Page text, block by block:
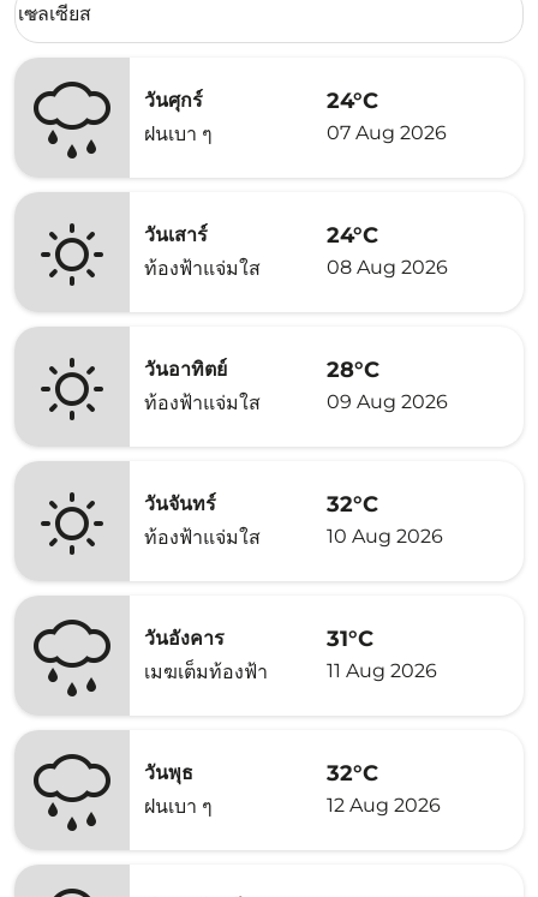
เซลเซียส
keyboard_arrow_down
วันศุกร์
ฝนเบา ๆ
24°C
07 Aug 2026
วันเสาร์
ท้องฟ้าแจ่มใส
24°C
08 Aug 2026
วันอาทิตย์
ท้องฟ้าแจ่มใส
28°C
09 Aug 2026
วันจันทร์
ท้องฟ้าแจ่มใส
32°C
10 Aug 2026
วันอังคาร
เมฆเต็มท้องฟ้า
31°C
11 Aug 2026
วันพุธ
ฝนเบา ๆ
32°C
12 Aug 2026